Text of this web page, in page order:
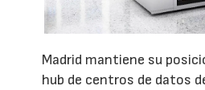
Madrid mantiene su
hub de centros de datos